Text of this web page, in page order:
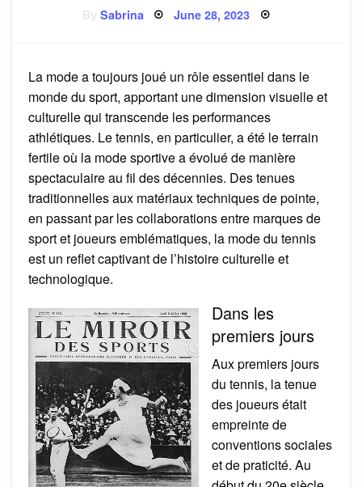
Sabrina Posted
on
June 28, 2023
La mode a toujours joué un rôle essentiel dans le
monde du sport, apportant une dimension visuelle et
culturelle qui transcende les performances
athlétiques. Le tennis, en particulier, a été le terrain
fertile où la mode sportive a évolué de manière
spectaculaire au fil des décennies. Des tenues
traditionnelles aux matériaux techniques de pointe,
en passant par les collaborations entre marques de
sport et joueurs emblématiques, la mode du tennis
est un reflet captivant de l’histoire culturelle et
technologique.
Dans les
premiers jours
Aux premiers jours
du tennis, la tenue
des joueurs était
empreinte de
conventions sociales
et de praticité. Au